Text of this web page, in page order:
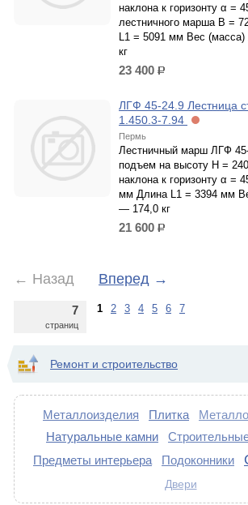
наклона к горизонту α =
лестничного марша B =
L1 = 5091 мм Вес
кг
23 400 р.
ЛГФ 45-24.9 Лестница
1.450.3-7.94
Пермь
Лестничный марш ЛГФ
подъем на высоту H =
наклона к горизонту α =
мм Длина L1 = 3394 мм
— 174,0 кг
21 600 р.
← Назад Вперед →
7
страниц
1 2 3 4 5 6 7
Ремонт и строительство
Металлоизделия Плитка
Натуральные камни
Предметы интерьера
Подоконники
Двери